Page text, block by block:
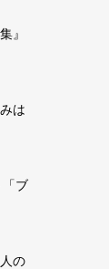
』
は
ブ
の